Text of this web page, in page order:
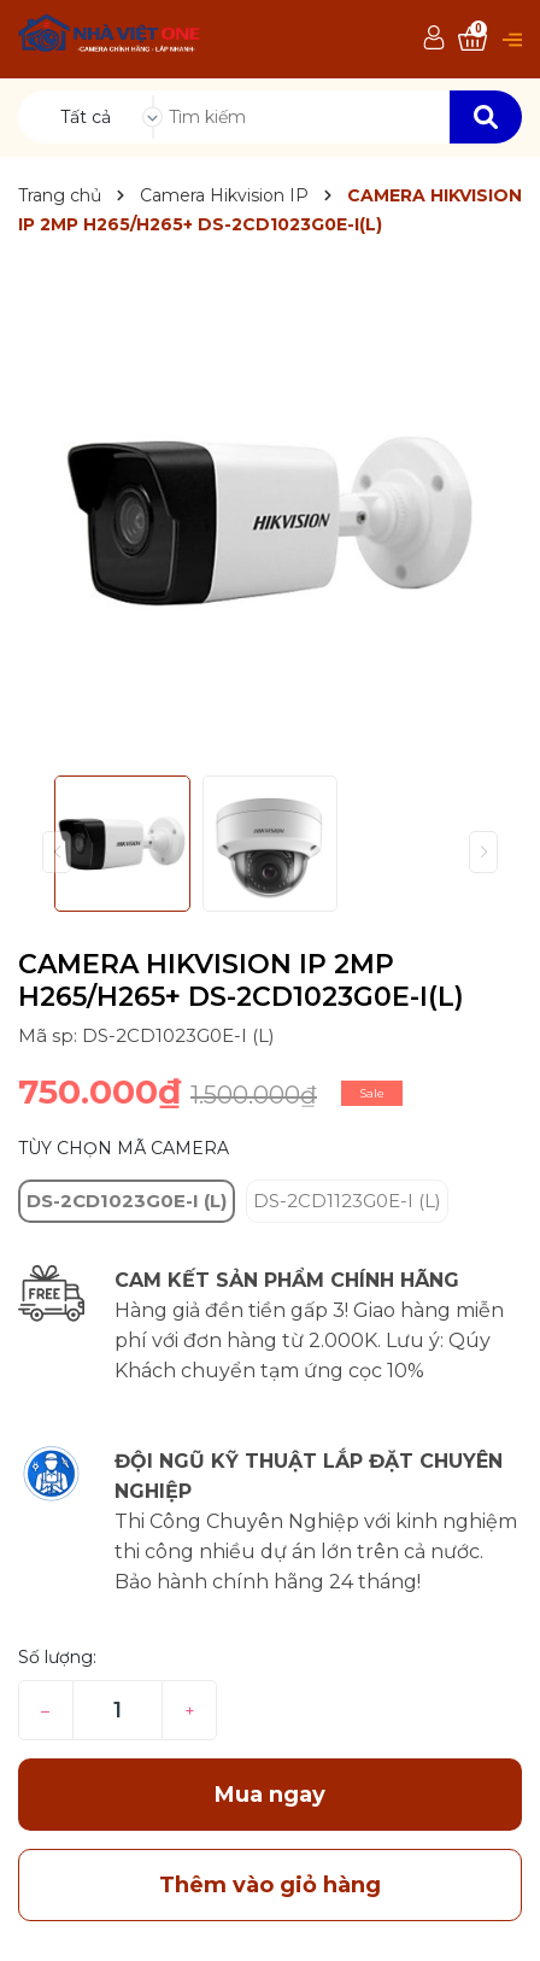
Tất cả
0
Trang chủ Camera Hikvision IP
CAMERA HIKVISION
IP 2MP H265/H265+ DS-2CD1023G0E-I(L)
CAMERA HIKVISION IP 2MP
H265/H265+ DS-2CD1023G0E-I(L)
Mã sp: DS-2CD1023G0E-I (L)
750.000₫ 1.500.000₫ Sale
TÙY CHỌN MÃ CAMERA
DS-2CD1023G0E-I (L) DS-2CD1123G0E-I (L)
CAM KẾT SẢN PHẨM CHÍNH HÃNG
Hàng giả đền tiền gấp 3! Giao hàng miễn
phí với đơn hàng từ 2.000K. Lưu ý: Qúy
Khách chuyển tạm ứng cọc 10%
ĐỘI NGŨ KỸ THUẬT LẮP ĐẶT CHUYÊN
NGHIỆP
Thi Công Chuyên Nghiệp với kinh nghiệm
thi công nhiều dự án lớn trên cả nước.
Bảo hành chính hãng 24 tháng!
Số lượng:
– +
Mua ngay
Thêm vào giỏ hàng